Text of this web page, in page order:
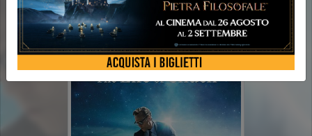
THE LIFE OF CHUCK